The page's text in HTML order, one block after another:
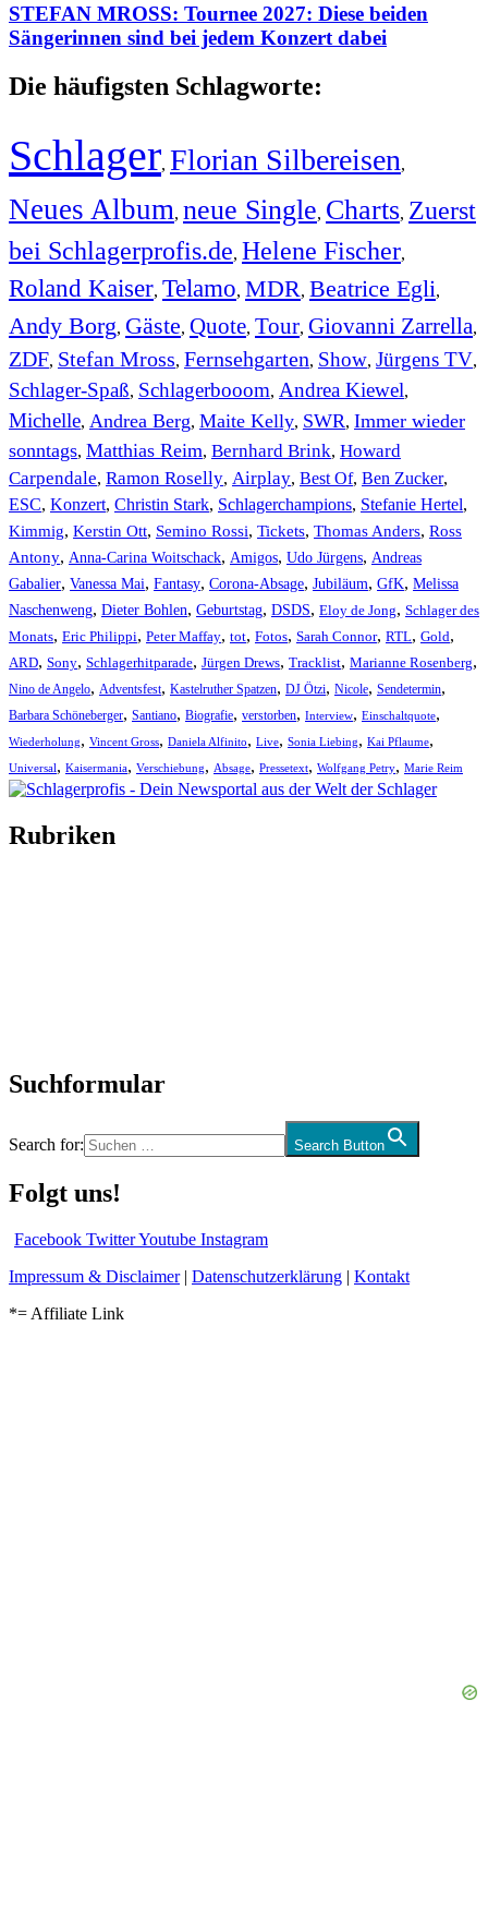
STEFAN MROSS: Tournee 2027: Diese beiden
Sängerinnen sind bei jedem Konzert dabei
Die häufigsten Schlagworte:
Schlager, Florian Silbereisen,
Neues Album, neue Single, Charts, Zuerst
bei Schlagerprofis.de, Helene Fischer,
Roland Kaiser, Telamo, MDR, Beatrice Egli,
Andy Borg, Gäste, Quote, Tour, Giovanni Zarrella,
ZDF, Stefan Mross, Fernsehgarten, Show, Jürgens TV,
Schlager-Spaß, Schlagerbooom, Andrea Kiewel,
Michelle, Andrea Berg, Maite Kelly, SWR, Immer wieder
sonntags, Matthias Reim, Bernhard Brink, Howard
Carpendale, Ramon Roselly, Airplay, Best Of, Ben Zucker,
ESC, Konzert, Christin Stark, Schlagerchampions, Stefanie Hertel,
Kimmig, Kerstin Ott, Semino Rossi, Tickets, Thomas Anders, Ross
Antony, Anna-Carina Woitschack, Amigos, Udo Jürgens, Andreas
Gabalier, Vanessa Mai, Fantasy, Corona-Absage, Jubiläum, GfK, Melissa
Naschenweng, Dieter Bohlen, Geburtstag, DSDS, Eloy de Jong, Schlager des
Monats, Eric Philippi, Peter Maffay, tot, Fotos, Sarah Connor, RTL, Gold,
ARD, Sony, Schlagerhitparade, Jürgen Drews, Tracklist, Marianne Rosenberg,
Nino de Angelo, Adventsfest, Kastelruther Spatzen, DJ Ötzi, Nicole, Sendetermin,
Barbara Schöneberger, Santiano, Biografie, verstorben, Interview, Einschaltquote,
Wiederholung, Vincent Gross, Daniela Alfinito, Live, Sonia Liebing, Kai Pflaume,
Universal, Kaisermania, Verschiebung, Absage, Pressetext, Wolfgang Petry, Marie Reim
Rubriken
Suchformular
Search for: Search Button
Folgt uns!
Facebook TwitterYoutube Instagram
Impressum & Disclaimer| Datenschutzerklärung | Kontakt
*= Affiliate Link